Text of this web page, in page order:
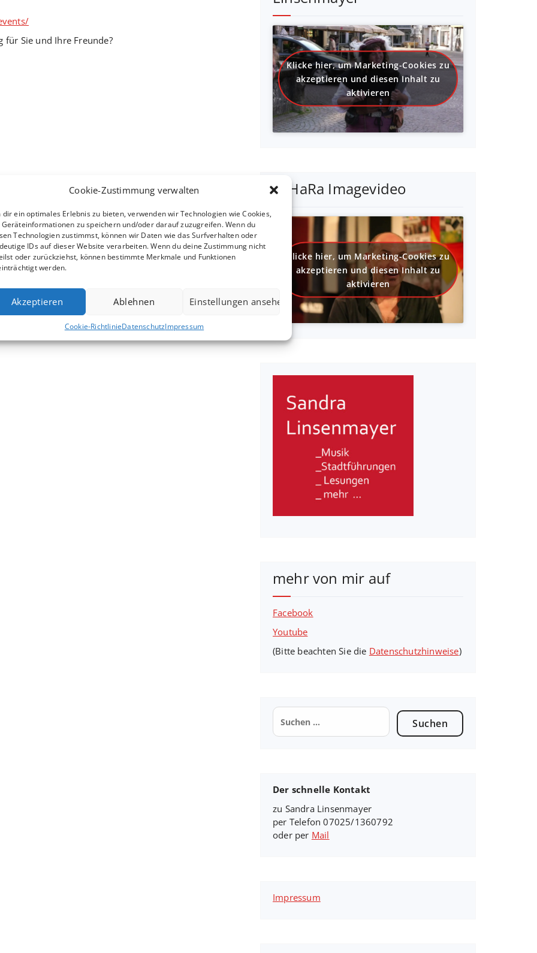
Cookie-Zustimmung verwalten
dir ein optimales Erlebnis zu bieten, verwenden wir Technologien wie Cookies,
Geräteinformationen zu speichern und/oder darauf zuzugreifen. Wenn du
Technologien zustimmst, können wir Daten wie das Surfverhalten oder
IDs auf dieser Website verarbeiten. Wenn du deine Zustimmung nicht
oder zurückziehst, können bestimmte Merkmale und Funktionen
werden.
Akzeptieren Ablehnen Einstellungen ansehen
Cookie-RichtlinieDatenschutzImpressum
für Sie und Ihre Freunde?
Klicke hier, um Marketing-Cookies zu
akzeptieren und diesen Inhalt zu
aktivieren
SaHaRa Imagevideo
Klicke hier, um Marketing-Cookies zu
akzeptieren und diesen Inhalt zu
aktivieren
mehr von mir auf
Facebook
Youtube
(Bitte beachten Sie die Datenschutzhinweise)
Suchen
nach:
Der schnelle Kontakt
zu Sandra Linsenmayer
per Telefon 07025/1360792
oder per Mail
Impressum